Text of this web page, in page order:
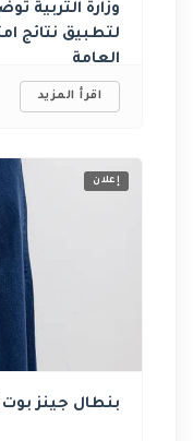
وزارة التربية
لتطبيق نتائج
العامة ‏
اقرأ المزيد
إعلان
بنطال جينز